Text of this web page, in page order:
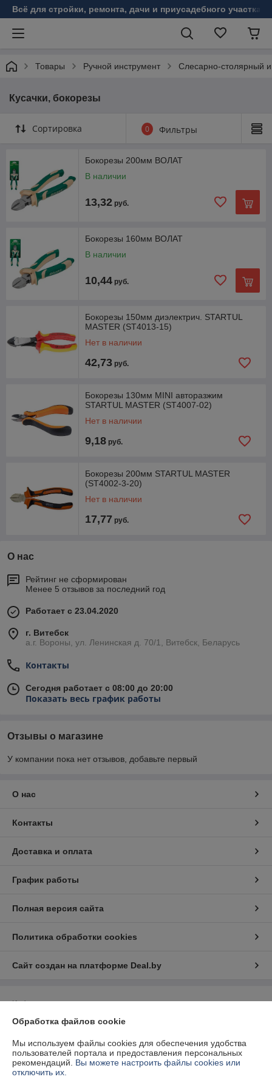
Всё для стройки, ремонта, дачи и приусадебного участка!
Товары Ручной инструмент Слесарно-столярный
Кусачки, бокорезы
Сортировка 0 Фильтры
Бокорезы 200мм ВОЛАТ
В наличии
13,32 руб.
Бокорезы 160мм ВОЛАТ
В наличии
10,44 руб.
Бокорезы 150мм диэлектрич. STARTUL
MASTER (ST4013-15)
Нет в наличии
42,73 руб.
Бокорезы 130мм MINI авторазжим
STARTUL MASTER (ST4007-02)
Нет в наличии
9,18 руб.
Бокорезы 200мм STARTUL MASTER
(ST4002-3-20)
Нет в наличии
17,77 руб.
О нас
Рейтинг не сформирован
Менее 5 отзывов за последний год
Работает с 23.04.2020
г. Витебск
а.г. Вороны, ул. Ленинская д. 70/1, Витебск, Беларусь
Контакты
Сегодня работает с 08:00 до 20:00
Показать весь график работы
Отзывы о магазине
У компании пока нет отзывов, добавьте первый
О нас
Контакты
Доставка и оплата
График работы
Полная версия сайта
Политика обработки cookies
Сайт создан на платформе Deal.by
Информация для покупателя
Юридическое лицо:Общество с ограниченной ответственностью "2БС"
Ленинская 70/2
Регистрационный номер ЕГР: 391520404
Обработка файлов cookie
Мы используем файлы cookies для обеспечения удобства
пользователей портала и предоставления персональных
рекомендаций. Вы можете настроить файлы cookies или
отключить их.